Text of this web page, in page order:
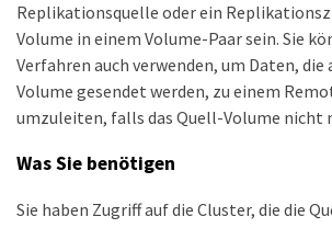
Replikationsquelle oder ein
Volume in einem Volume-Paar sein. Sie
Verfahren auch verwenden, um Daten, die
Volume gesendet werden, zu einem
umzuleiten, falls das Quell-Volume nicht
Was Sie benötigen
Sie haben Zugriff auf die Cluster, die die